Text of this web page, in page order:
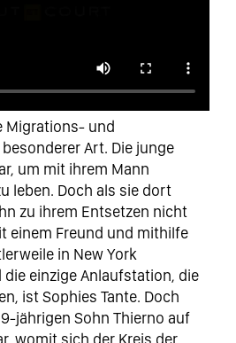
Migrations- und
Art. Die junge
um mit ihrem Mann
leben. Doch als sie dort
zu ihrem Entsetzen nicht
einem Freund und mithilfe
in New York
einzige Anlaufstation, die
ist Sophies Tante. Doch
jährigen Sohn Thierno auf
womit sich der Kreis der